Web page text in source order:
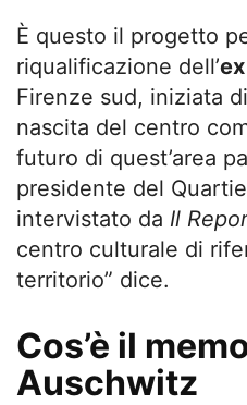
È questo il progetto
riqualificazione dell’
Firenze sud, iniziata
nascita del centro
futuro di quest’area
presidente del
intervistato da Il
centro culturale di
territorio” dice.
Cos’è il
Auschwitz